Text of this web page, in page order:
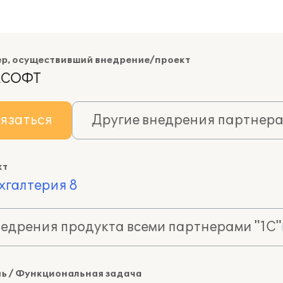
осуществивший внедрение/проект
Другие внедрения партнера
8
продукта всеми партнерами "1С"
/ Функциональная задача